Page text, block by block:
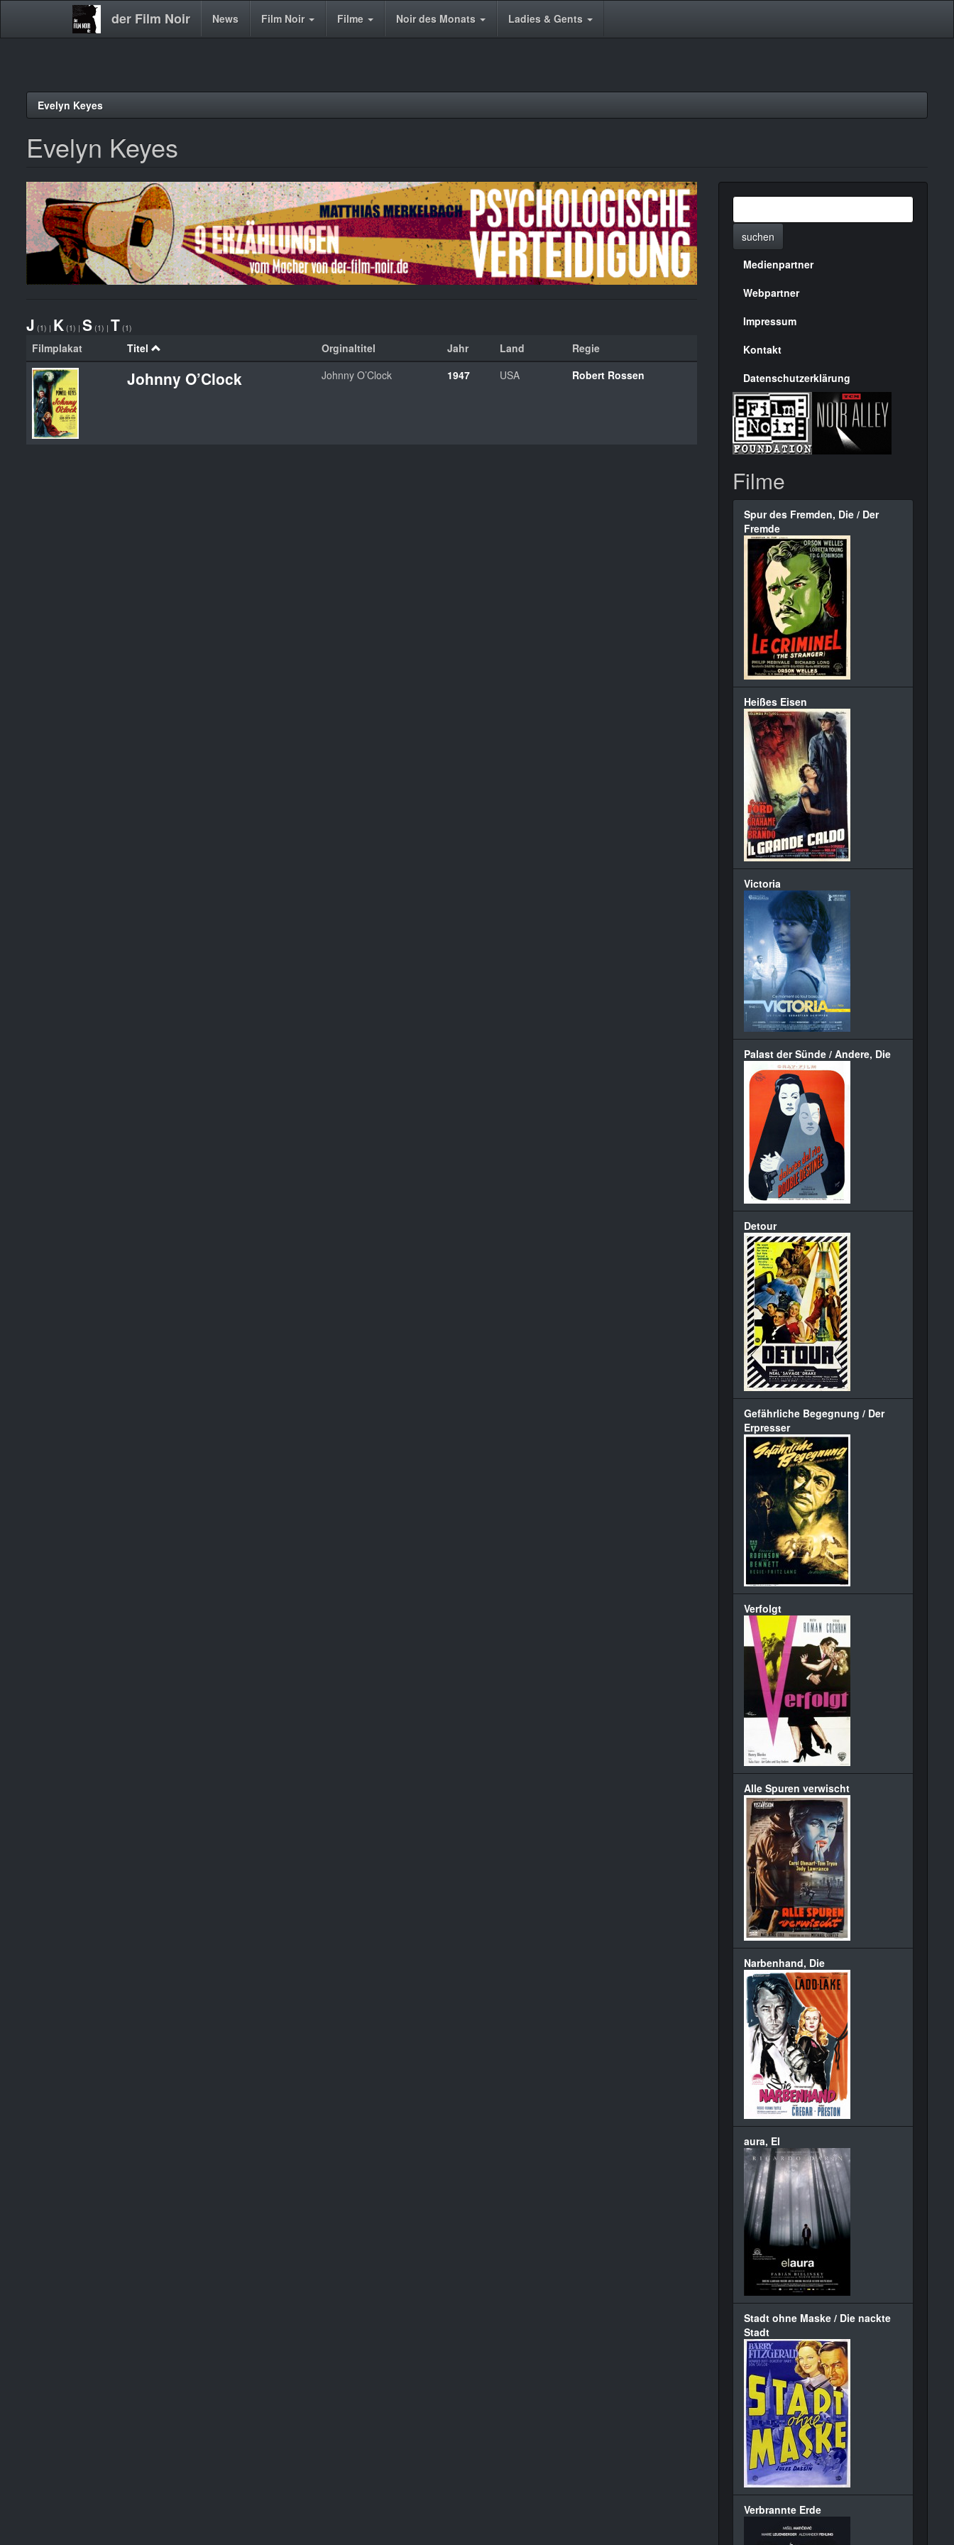
der Film Noir
Main News Film Noir Filme Noir des Monats Ladies & Gents
Evelyn Keyes
Evelyn Keyes
J (1) | K (1) | S (1) | T (1)
Filmplakat Titel Orginaltitel Jahr Land Regie
Johnny O’Clock Johnny O’Clock 1947 USA Robert Rossen
suchen
Menülinks
rechte
Seite
Medienpartner
Webpartner
Impressum
Kontakt
Datenschutzerklärung
Filme
Spur des Fremden, Die / Der
Fremde
Heißes Eisen
Victoria
Palast der Sünde / Andere, Die
Detour
Gefährliche Begegnung / Der
Erpresser
Verfolgt
Alle Spuren verwischt
Narbenhand, Die
aura, El
Stadt ohne Maske / Die nackte
Stadt
Verbrannte Erde